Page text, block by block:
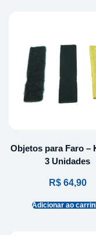
Objetos para Faro –
3 Unidades
R$64,90
Adicionar ao